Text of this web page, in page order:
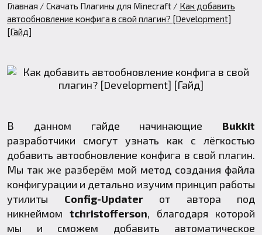
Главная Скачать Плагины для Minecraft
Как добавить
автообновление конфига в свой плагин? [Development]
[Гайд]
В данном гайде начинающие Bukkit
разработчики смогут узнать как с лёгкостью
добавить автообновление конфига в свой плагин.
Мы так же разберём мой метод создания файла
конфигурации и детально изучим принцип работы
утилиты Config-Updaterот автора под
никнеймом tchristofferson, благодаря которой
мы и сможем добавить автоматическое